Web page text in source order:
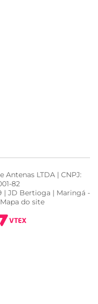
Antenas LTDA | CNPJ:
82
| JD Bertioga | Maringá -
do site